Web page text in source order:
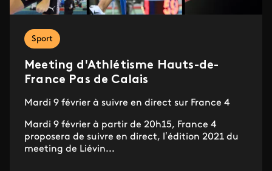
Sport
Meeting d'Athlétisme Hauts-de-
France Pas de Calais
Mardi 9 février à suivre en direct sur France 4
Mardi 9 février à partir de 20h15, France 4
proposera de suivre en direct, l’édition 2021 du
meeting de Liévin...